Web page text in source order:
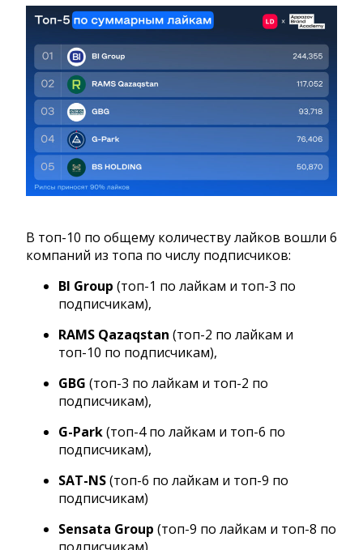
В топ-10 по общему количеству лайков вошли 6
компаний из топа по числу подписчиков:
BI Group (топ-1 по лайкам и топ-3 по
подписчикам),
RAMS Qazaqstan (топ-2 по лайкам и
топ-10 по подписчикам),
GBG (топ-3 по лайкам и топ-2 по
подписчикам),
G-Park(топ-4 по лайкам и топ-6 по
подписчикам),
SAT-NS(топ-6 по лайкам и топ-9 по
подписчикам)
Sensata Group (топ-9 по лайкам и топ-8 по